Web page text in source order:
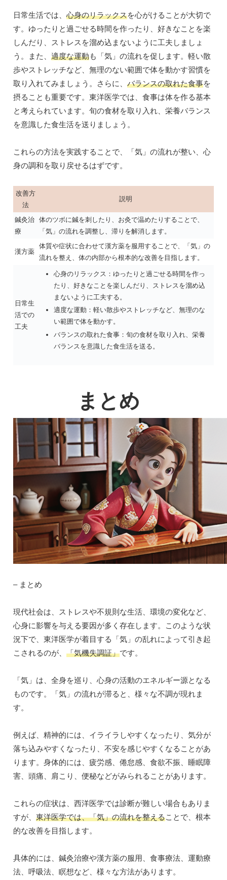
日常生活では、 心身のリラックスを心がけることが大切で
す。ゆったりと過ごせる時間を作ったり、好きなことを楽
しんだり、ストレスを溜め込まないように工夫しましょ
う。また、 適度な運動も「気」の流れを促します。軽い散
歩やストレッチなど、無理のない範囲で体を動かす習慣を
取り入れてみましょう。さらに、 バランスの取れた食事を
摂ることも重要です。東洋医学では、食事は体を作る基本
と考えられています。旬の食材を取り入れ、栄養バランス
を意識した食生活を送りましょう。
これらの方法を実践することで、「気」の流れが整い、心
身の調和を取り戻せるはずです。
改善方
法
説明
鍼灸治
療
体のツボに鍼を刺したり、お灸で温めたりすることで、
「気」の流れを調整し、滞りを解消します。
漢方薬
体質や症状に合わせて漢方薬を服用することで、「気」の
流れを整え、体の内部から根本的な改善を目指します。
日常生
活での
工夫
心身のリラックス：ゆったりと過ごせる時間を作っ
たり、好きなことを楽しんだり、ストレスを溜め込
まないように工夫する。
適度な運動：軽い散歩やストレッチなど、無理のな
い範囲で体を動かす。
バランスの取れた食事：旬の食材を取り入れ、栄養
バランスを意識した食生活を送る。
まとめ
– まとめ
現代社会は、ストレスや不規則な生活、環境の変化など、
心身に影響を与える要因が多く存在します。このような状
況下で、東洋医学が着目する「気」の乱れによって引き起
こされるのが、 「気機失調証」です。
「気」は、全身を巡り、心身の活動のエネルギー源となる
ものです。「気」の流れが滞ると、様々な不調が現れま
す。
例えば、精神的には、イライラしやすくなったり、気分が
落ち込みやすくなったり、不安を感じやすくなることがあ
ります。身体的には、疲労感、倦怠感、食欲不振、睡眠障
害、頭痛、肩こり、便秘などがみられることがあります。
これらの症状は、西洋医学では診断が難しい場合もありま
すが、 東洋医学では、「気」の流れを整えることで、根本
的な改善を目指します。
具体的には、鍼灸治療や漢方薬の服用、食事療法、運動療
法、呼吸法、瞑想など、様々な方法があります。